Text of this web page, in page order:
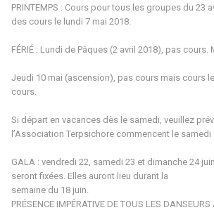
PRINTEMPS : Cours pour tous les groupes du 23
des cours le lundi 7 mai 2018.
FÉRIÉ : Lundi de Pâques (2 avril 2018), pas
Jeudi 10 mai (ascension), pas cours mais cours
cours.
Si départ en vacances dès le samedi, veuillez
l’Association Terpsichore commencent le
GALA : vendredi 22, samedi 23 et dimanche 24
seront fixées. Elles auront lieu durant la
semaine du 18 juin.
PRÉSENCE IMPÉRATIVE DE TOUS LES